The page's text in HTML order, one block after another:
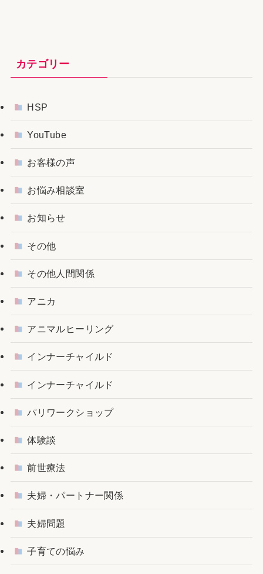
カテゴリー
HSP
YouTube
お客様の声
お悩み相談室
お知らせ
その他
その他人間関係
アニカ
アニマルヒーリング
インナーチャイルド
インナーチャイルド
パリワークショップ
体験談
前世療法
夫婦・パートナー関係
夫婦問題
子育ての悩み